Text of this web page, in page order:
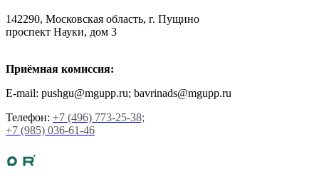
142290, Московская область, г. Пущино
проспект Науки, дом 3
Приёмная комиссия:
E-mail: pushgu@mgupp.ru; bavrinads@mgupp.ru
Телефон: +7 (496) 773-25-38;
+7 (985) 036-61-46